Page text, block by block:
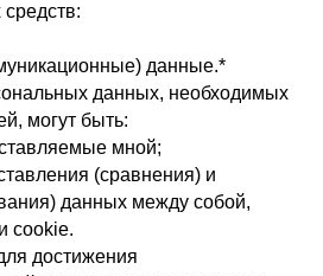
средств:
данные.*
данных, необходимых
могут быть:
мной;
(сравнения) и
данных между собой,
cookie.
достижения